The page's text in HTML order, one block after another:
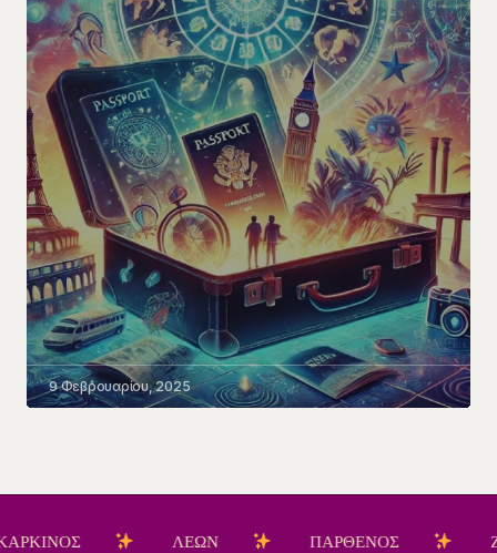
9 Φεβρουαρίου, 2025
ΛΕΩΝ ΠΑΡΘΕΝΟΣ ΖΥΓΟΣ